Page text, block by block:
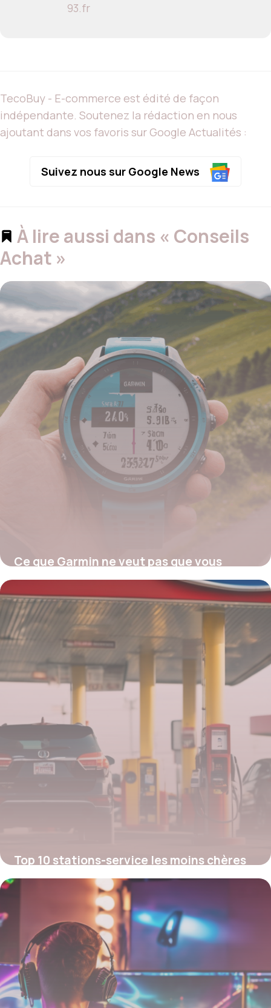
93.fr
TecoBuy - E-commerce est édité de façon
indépendante. Soutenez la rédaction en nous
ajoutant dans vos favoris sur Google Actualités :
Suivez nous sur Google News
À lire aussi dans « Conseils
Achat »
Ce que Garmin ne veut pas que vous
sachiez en 2024 : la méthode secrète pour
économiser jusqu’à 70 % sur vos montres
GPS et accessoires premium
28 juillet 2025
Top 10 stations-service les moins chères
près de chez vous